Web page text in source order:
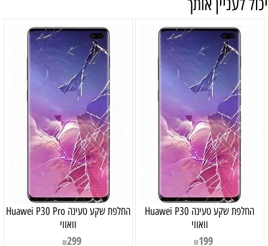
‏החלפת שקע טעינה Huawei P30
וואווי
₪199
‏החלפת שקע טעינה Huawei P30 Pro
וואווי
₪299